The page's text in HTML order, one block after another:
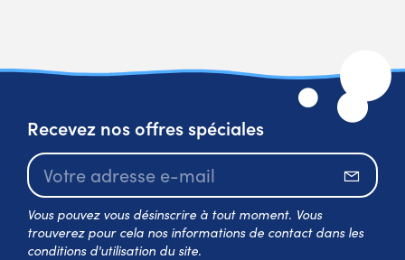
Recevez nos offres spéciales
Vous pouvez vous désinscrire à tout moment. Vous
trouverez pour cela nos informations de contact dans les
conditions d'utilisation du site.